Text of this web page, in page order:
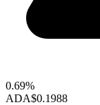
0.69%
ADA$0.1988